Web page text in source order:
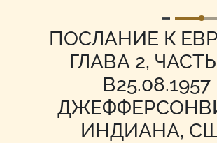
ПОСЛАНИЕ К
ГЛАВА 2,
В25.08.1957
ИНДИАНА,